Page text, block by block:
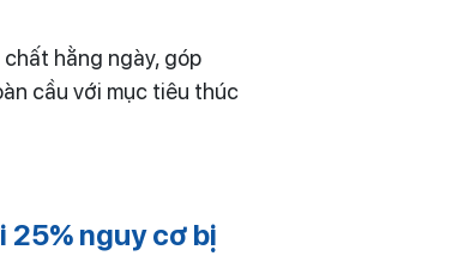
hằng ngày, góp
cầu với mục tiêu thúc
nguy cơ bị